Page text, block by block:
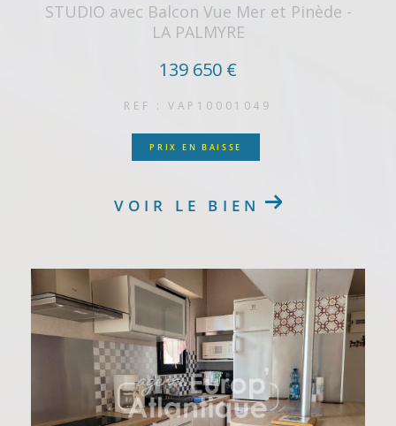
STUDIO avec Balcon Vue Mer et Pinède -
LA PALMYRE
139 650 €
REF : VAP10001049
PRIX EN BAISSE
VOIR LE BIEN